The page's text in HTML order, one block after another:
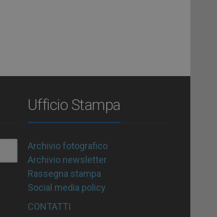
Ufficio Stampa
Archivio fotografico
Archivio newsletter
Rassegna stampa
Social media policy
CONTATTI